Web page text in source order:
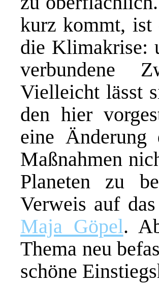
kurz kommt, ist
die Klimakrise:
verbundene
Vielleicht lässt
den hier
eine Änderung
Maßnahmen
Planeten zu
Verweis auf
Maja Göpel.
Thema neu
schöne